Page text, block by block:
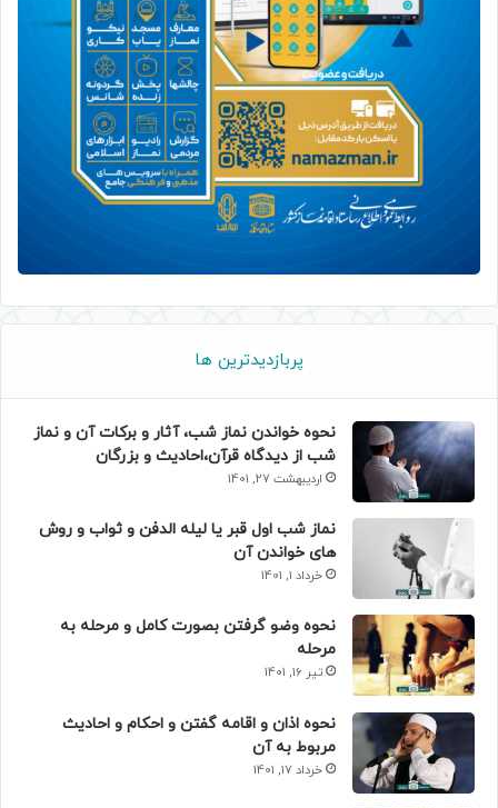
پربازدیدترین ها
نحوه خواندن نماز شب، آثار و برکات آن و نماز
شب از دیدگاه قرآن،احادیث و بزرگان
اردیبهشت 27, 1401
نماز شب اول قبر یا لیله الدفن و ثواب و روش
های خواندن آن
خرداد 1, 1401
نحوه وضو گرفتن بصورت کامل و مرحله به
مرحله
تیر 16, 1401
نحوه اذان و اقامه گفتن و احکام و احادیث
مربوط به آن
خرداد 17, 1401